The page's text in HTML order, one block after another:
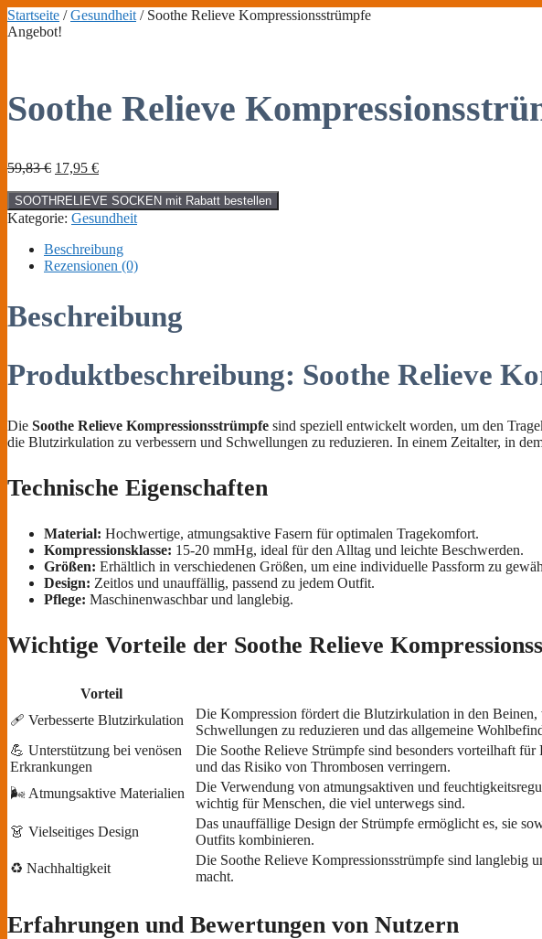
Zum
Inhalt
Startseite /Gesundheit / Soothe Relieve Kompressionsstrümpfe
Angebot!
Soothe Relieve
59,83€ Ursprünglicher
war:
59,83 €
17,95 €Aktueller
ist:
17,95 €.
SOOTHRELIEVE SOCKEN mit Rabatt bestellen
Kategorie: Gesundheit
Beschreibung
Rezensionen (0)
Beschreibung
Produktbeschreibung: Soothe Relieve
Die Soothe Relieve Kompressionsstrümpfe sind speziell entwickelt worden, um den
die Blutzirkulation zu verbessern und Schwellungen zu reduzieren. In einem Zeitalter, in
Technische Eigenschaften
Material: Hochwertige, atmungsaktive Fasern für optimalen Tragekomfort.
Kompressionsklasse: 15-20 mmHg, ideal für den Alltag und leichte Beschwerden.
Größen: Erhältlich in verschiedenen Größen, um eine individuelle Passform zu
Design: Zeitlos und unauffällig, passend zu jedem Outfit.
Pflege: Maschinenwaschbar und langlebig.
Wichtige Vorteile der Soothe Relieve
Vorteil
🩹 Verbesserte Blutzirkulation
Die Kompression fördert die Blutzirkulation in den Beinen,
Schwellungen zu reduzieren und das allgemeine
💪 Unterstützung bei venösen
Erkrankungen
Die Soothe Relieve Strümpfe sind besonders vorteilhaft
und das Risiko von Thrombosen verringern.
🌬️ Atmungsaktive Materialien
Die Verwendung von atmungsaktiven und
wichtig für Menschen, die viel unterwegs sind.
👗 Vielseitiges Design
Das unauffällige Design der Strümpfe ermöglicht es, sie
Outfits kombinieren.
♻️ Nachhaltigkeit
Die Soothe Relieve Kompressionsstrümpfe sind langlebig
macht.
Erfahrungen und Bewertungen von Nutzern